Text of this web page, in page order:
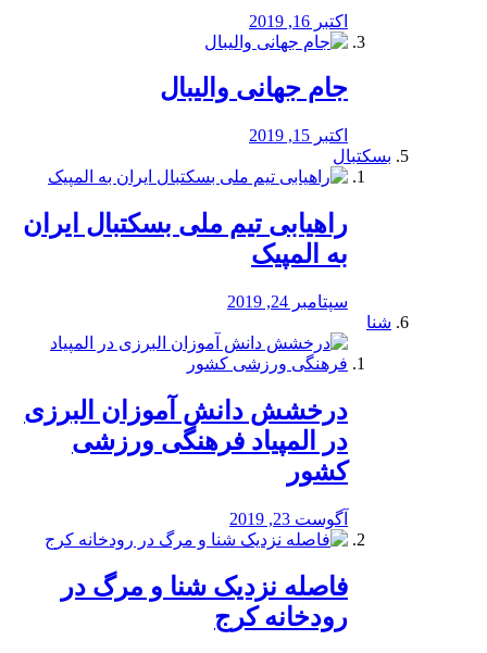
اکتبر 16, 2019
جام جهانی والیبال
اکتبر 15, 2019
بسکتبال
راهیابی تیم ملی بسکتبال ایران
به المپیک
سپتامبر 24, 2019
شنا
درخشش دانش آموزان البرزی
در المپیاد فرهنگی ورزشی
کشور
آگوست 23, 2019
️فاصله نزدیک شنا و مرگ در
رودخانه کرج